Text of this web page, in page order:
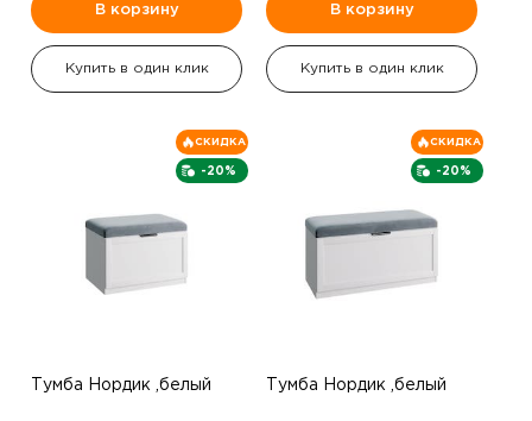
В корзину
Купить в один клик
В корзину
Купить в один клик
-20%
СКИДКА
Тумба Нордик ,белый
-20%
СКИДКА
Тумба Нордик ,белый